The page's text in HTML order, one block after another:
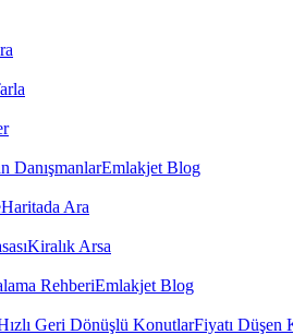
DanışmanlarEmlakjet Blog
Haritada Ara
Kiralık Arsa
RehberiEmlakjet Blog
Geri Dönüşlü KonutlarFiyatı Düşen